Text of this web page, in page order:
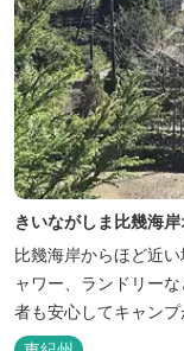
きいながしま比幾海
比幾海岸からほど近
ャワー、ランドリー
者も安心してキャン
りのんびり過ごしたい